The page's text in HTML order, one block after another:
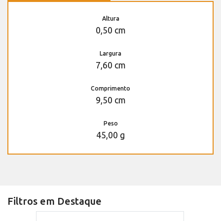
Altura
0,50 cm
Largura
7,60 cm
Comprimento
9,50 cm
Peso
45,00 g
Filtros em Destaque